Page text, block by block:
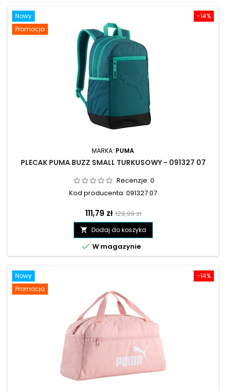
-14%
Nowy
Promocja
MARKA: PUMA
PLECAK PUMA BUZZ SMALL TURKUSOWY - 091327 07
Recenzje: 0
Kod producenta: 091327 07
Cena
111,79 zł Cena
podstawowa
129,99 zł
 Dodaj do koszyka
 W magazynie
-14%
Nowy
Promocja